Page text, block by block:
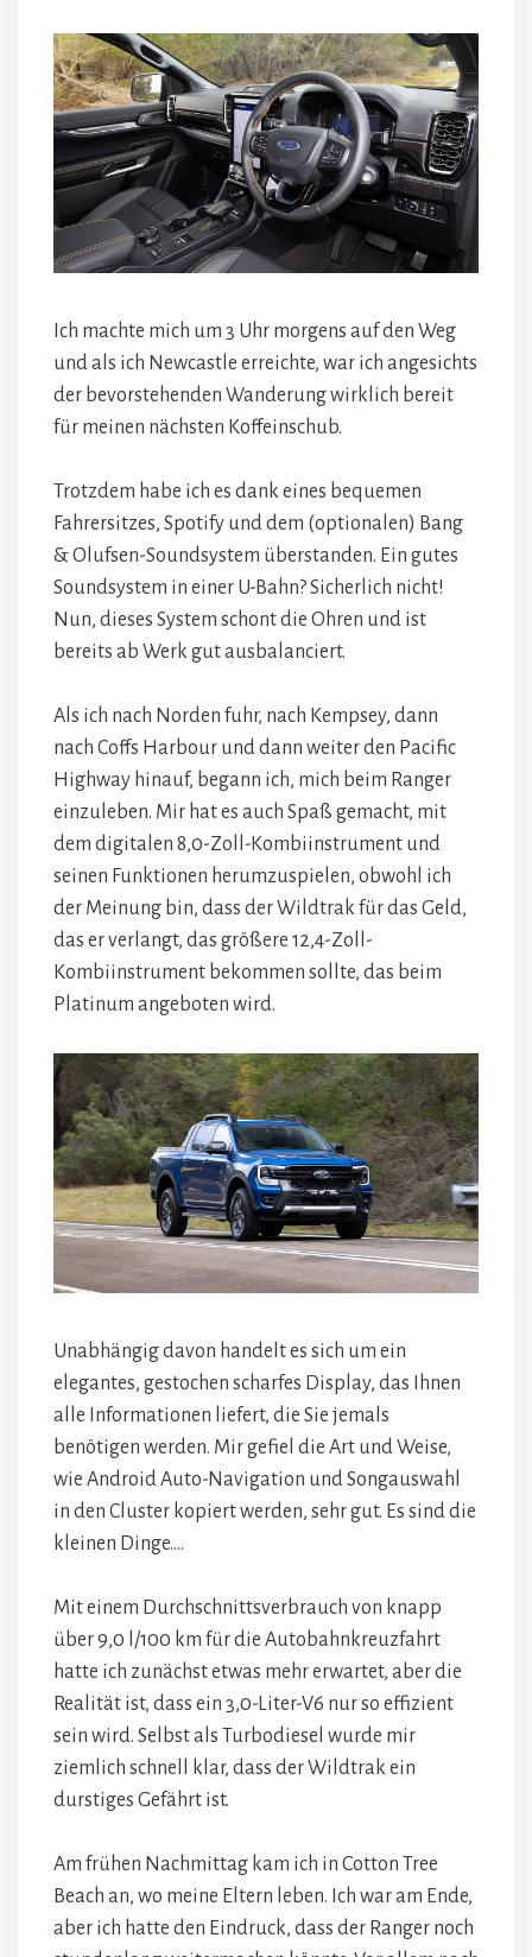
Ich machte mich um 3 Uhr morgens auf den Weg
und als ich Newcastle erreichte, war ich angesichts
der bevorstehenden Wanderung wirklich bereit
für meinen nächsten Koffeinschub.
Trotzdem habe ich es dank eines bequemen
Fahrersitzes, Spotify und dem (optionalen) Bang
& Olufsen-Soundsystem überstanden. Ein gutes
Soundsystem in einer U-Bahn? Sicherlich nicht!
Nun, dieses System schont die Ohren und ist
bereits ab Werk gut ausbalanciert.
Als ich nach Norden fuhr, nach Kempsey, dann
nach Coffs Harbour und dann weiter den Pacific
Highway hinauf, begann ich, mich beim Ranger
einzuleben. Mir hat es auch Spaß gemacht, mit
dem digitalen 8,0-Zoll-Kombiinstrument und
seinen Funktionen herumzuspielen, obwohl ich
der Meinung bin, dass der Wildtrak für das Geld,
das er verlangt, das größere 12,4-Zoll-
Kombiinstrument bekommen sollte, das beim
Platinum angeboten wird.
Unabhängig davon handelt es sich um ein
elegantes, gestochen scharfes Display, das Ihnen
alle Informationen liefert, die Sie jemals
benötigen werden. Mir gefiel die Art und Weise,
wie Android Auto-Navigation und Songauswahl
in den Cluster kopiert werden, sehr gut. Es sind die
kleinen Dinge….
Mit einem Durchschnittsverbrauch von knapp
über 9,0 l/100 km für die Autobahnkreuzfahrt
hatte ich zunächst etwas mehr erwartet, aber die
Realität ist, dass ein 3,0-Liter-V6 nur so effizient
sein wird. Selbst als Turbodiesel wurde mir
ziemlich schnell klar, dass der Wildtrak ein
durstiges Gefährt ist.
Am frühen Nachmittag kam ich in Cotton Tree
Beach an, wo meine Eltern leben. Ich war am Ende,
aber ich hatte den Eindruck, dass der Ranger noch